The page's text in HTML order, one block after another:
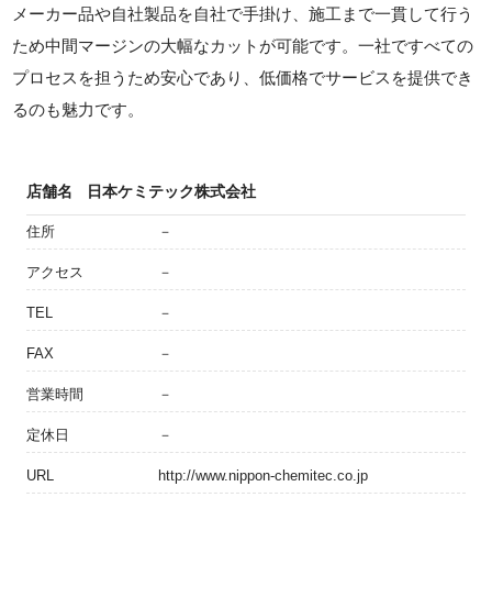
メーカー品や自社製品を自社で手掛け、施工まで一貫して行う
ため中間マージンの大幅なカットが可能です。一社ですべての
プロセスを担うため安心であり、低価格でサービスを提供でき
るのも魅力です。
店舗名 日本ケミテック株式会社
住所 －
アクセス －
TEL －
FAX －
営業時間 －
定休日 －
URL http://www.nippon-chemitec.co.jp